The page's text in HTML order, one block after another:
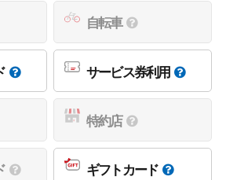
自転車
サービス券利用
特約店
ギフトカード